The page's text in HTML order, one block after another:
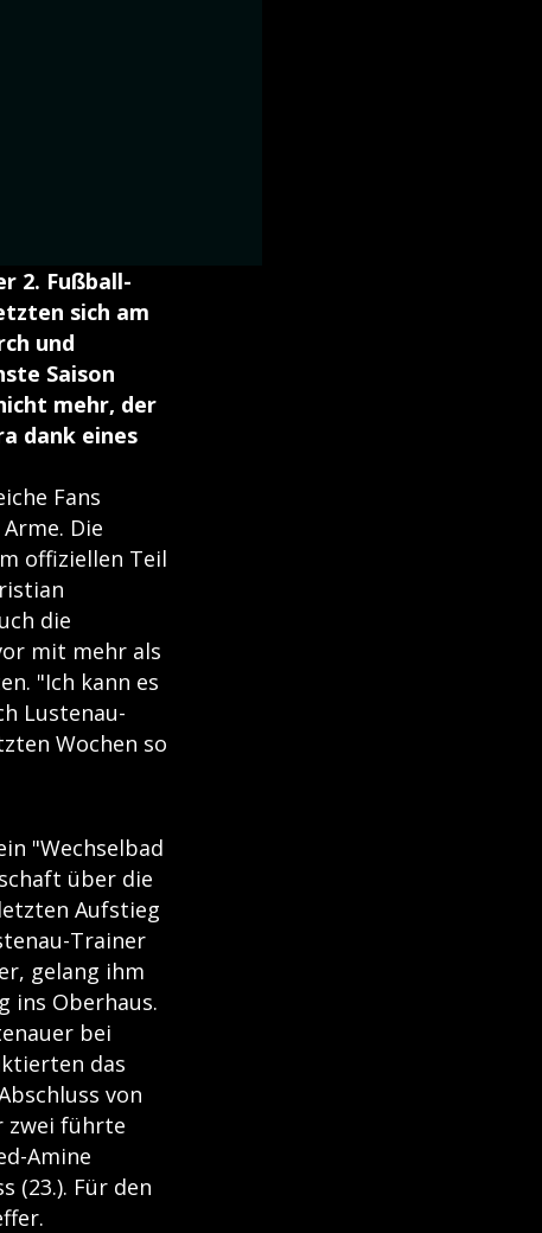
2. Fußball-
sich am
und
Saison
mehr, der
dank eines
Fans
Die
offiziellen Teil
die
mit mehr als
"Ich kann es
Lustenau-
Wochen so
"Wechselbad
über die
Aufstieg
Trainer
gelang ihm
ins Oberhaus.
bei
das
von
zwei führte
Amine
(23.). Für den